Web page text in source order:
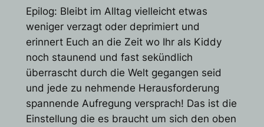
Epilog: Bleibt im Alltag vielleicht etwas
weniger verzagt oder deprimiert und
erinnert Euch an die Zeit wo Ihr als Kiddy
noch staunend und fast sekündlich
überrascht durch die Welt gegangen seid
und jede zu nehmende Herausforderung
spannende Aufregung versprach! Das ist die
Einstellung die es braucht um sich den oben